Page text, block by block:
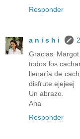
Responder
a n i s h i
Gracias
todos los
llenaría de
disfrute ejejeej
Un abrazo.
Ana
Responder